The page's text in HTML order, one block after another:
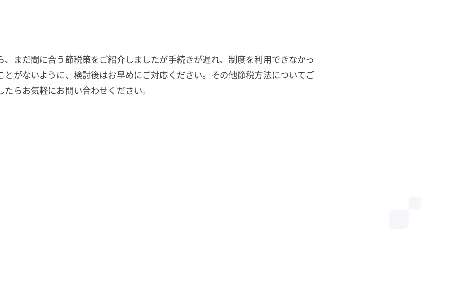
、まだ間に合う節税策をご紹介しましたが手続きが遅れ、制度を利用できなかっ
とがないように、検討後はお早めにご対応ください。その他節税方法についてご
らお気軽にお問い合わせください。